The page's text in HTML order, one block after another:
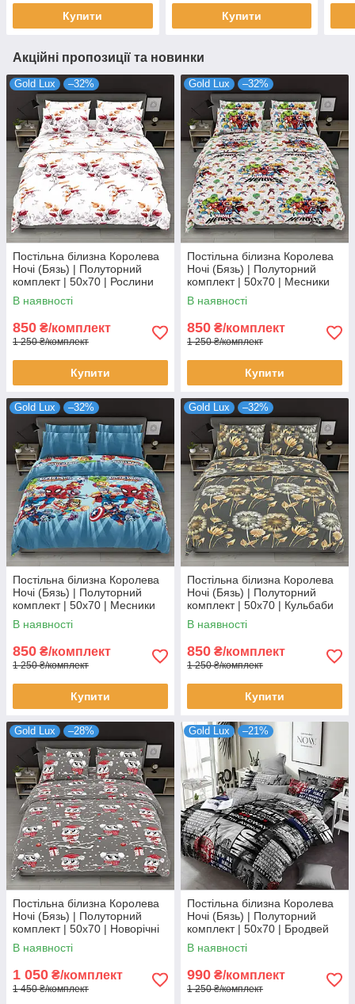
Купити Купити
Акційні пропозиції та новинки
Gold Lux –32%
Постільна білизна Королева
Ночі (Бязь) | Полуторний
комплект | 50х70 | Рослини
на світлому
В наявності
850 ₴/комплект
1 250 ₴/комплект
Купити
Gold Lux –32%
Постільна білизна Королева
Ночі (Бязь) | Полуторний
комплект | 50х70 | Месники
на сірому
В наявності
850 ₴/комплект
1 250 ₴/комплект
Купити
Gold Lux –32%
Постільна білизна Королева
Ночі (Бязь) | Полуторний
комплект | 50х70 | Месники
на блакитному
В наявності
850 ₴/комплект
1 250 ₴/комплект
Купити
Gold Lux –32%
Постільна білизна Королева
Ночі (Бязь) | Полуторний
комплект | 50х70 | Кульбаби
на сірому
В наявності
850 ₴/комплект
1 250 ₴/комплект
Купити
Gold Lux –28%
Постільна білизна Королева
Ночі (Бязь) | Полуторний
комплект | 50х70 | Новорічні
сови на сірому
В наявності
1 050 ₴/комплект
1 450 ₴/комплект
Gold Lux –21%
Постільна білизна Королева
Ночі (Бязь) | Полуторний
комплект | 50х70 | Бродвей
В наявності
990 ₴/комплект
1 250 ₴/комплект